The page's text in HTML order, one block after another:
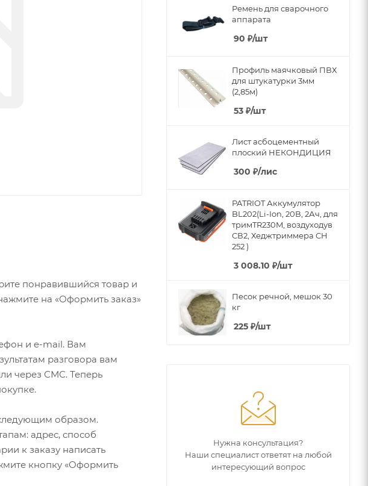
понравившийся товар и
на «Оформить заказ»
и e-mail. Вам
разговора вам
через СМС. Теперь
образом.
адрес, способ
к заказу написать
кнопку «Оформить
Ремень для сварочного
аппарата
90 ₽/шт
Профиль маячковый ПВХ
для штукатурки 3мм
(2,85м)
53 ₽/шт
Лист асбоцементный
плоский НЕКОНДИЦИЯ
300 ₽/лис
PATRIOT Аккумулятор
BL202(Li-Ion, 20В, 2Ач, для
тримTR230M, воздуходув
СВ2, Хеджтриммера CH
252 )
3 008.10 ₽/шт
Песок речной, мешок 30
кг
225 ₽/шт
Нужна консультация?
Наши специалист ответят на любой
интересующий вопрос